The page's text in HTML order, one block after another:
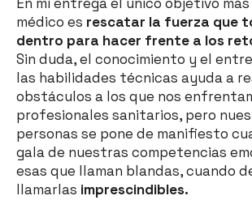
médico es rescatar la fuerza que
dentro para hacer frente a los
Sin duda, el conocimiento y el
las habilidades técnicas ayuda a
obstáculos a los que nos
profesionales sanitarios, pero
personas se pone de manifiesto
gala de nuestras competencias
esas que llaman blandas, cuando
llamarlas imprescindibles.